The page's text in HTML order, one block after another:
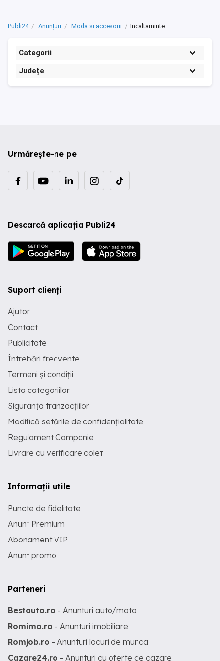
Publi24 Anunțuri Moda si accesorii Incaltaminte
Categorii
Județe
Urmărește-ne pe
Descarcă aplicația Publi24
Suport clienți
Ajutor
Contact
Publicitate
Întrebări frecvente
Termeni și condiții
Lista categoriilor
Siguranța tranzacțiilor
Modifică setările de confidențialitate
Regulament Campanie
Livrare cu verificare colet
Informații utile
Puncte de fidelitate
Anunț Premium
Abonament VIP
Anunț promo
Parteneri
Bestauto.ro - Anunturi auto/moto
Romimo.ro - Anunturi imobiliare
Romjob.ro - Anunturi locuri de munca
Cazare24.ro - Anunturi cu oferte de cazare